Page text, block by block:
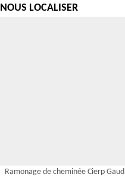
NOUS LOCALISER
Ramonage de cheminée Cierp Gaud